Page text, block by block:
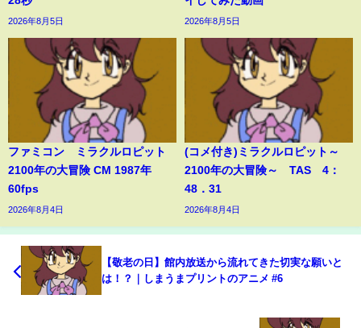
2026年8月5日 2026年8月5日
ファミコン ミラクルロピット
2100年の大冒険 CM 1987年
60fps
2026年8月4日
(コメ付き)ミラクルロピット～
2100年の大冒険～ TAS 4：
48．31
2026年8月4日
【敬老の日】館内放送から流れてきた切実な願いと
は！？｜しまうまプリントのアニメ #6